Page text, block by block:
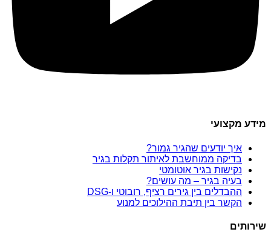
מידע מקצועי
איך יודעים שהגיר גמור?
בדיקה ממוחשבת לאיתור תקלות בגיר
נקישות בגיר אוטומטי
בעיה בגיר – מה עושים?
ההבדלים בין גירים רציף, רובוטי ו-DSG
הקשר בין תיבת ההילוכים למנוע
שירותים